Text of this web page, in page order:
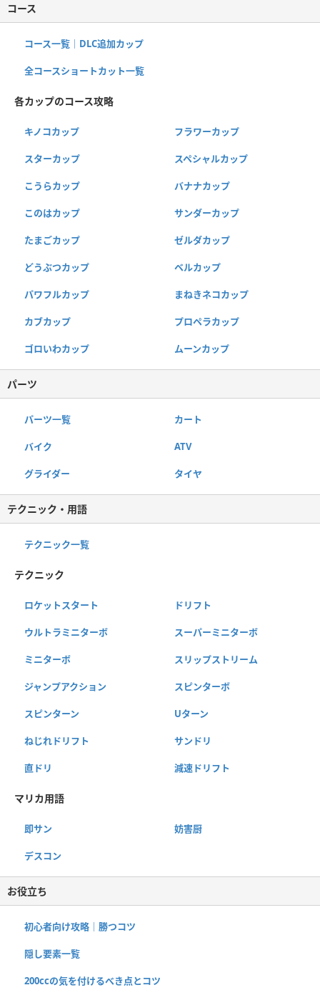
コース
コース一覧｜DLC追加カップ
全コースショートカット一覧
各カップのコース攻略
キノコカップ フラワーカップ
スターカップ スペシャルカップ
こうらカップ バナナカップ
このはカップ サンダーカップ
たまごカップ ゼルダカップ
どうぶつカップ ベルカップ
パワフルカップ まねきネコカップ
カブカップ プロペラカップ
ゴロいわカップ ムーンカップ
パーツ
パーツ一覧 カート
バイク ATV
グライダー タイヤ
テクニック・用語
テクニック一覧
テクニック
ロケットスタート ドリフト
ウルトラミニターボ スーパーミニターボ
ミニターボ スリップストリーム
ジャンプアクション スピンターボ
スピンターン Uターン
ねじれドリフト サンドリ
直ドリ 減速ドリフト
マリカ用語
即サン 妨害厨
デスコン
お役立ち
初心者向け攻略｜勝つコツ
隠し要素一覧
200ccの気を付けるべき点とコツ